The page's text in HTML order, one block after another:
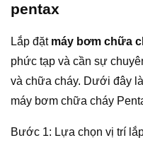
pentax
Lắp đặtmáy bơm chữa
phức tạp và cần sự
và chữa cháy. Dưới đây
máy bơm chữa cháy
Bước 1: Lựa chọn vị trí